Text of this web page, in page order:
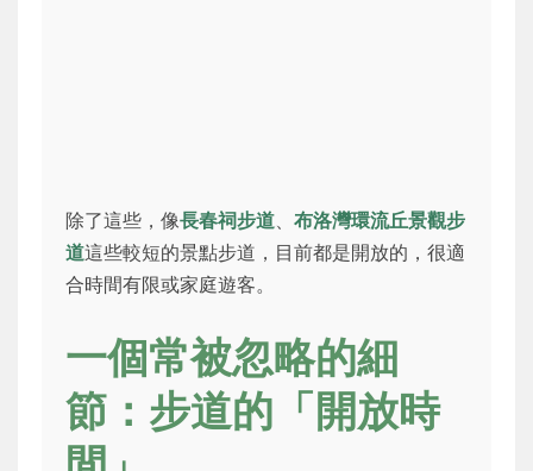
除了這些，像長春祠步道
布洛灣環流丘景觀步
道這些較短的景點步道，目前都是開放的，很適
合時間有限或家庭遊客。
一個常被忽略的細
節：步道的「開放時